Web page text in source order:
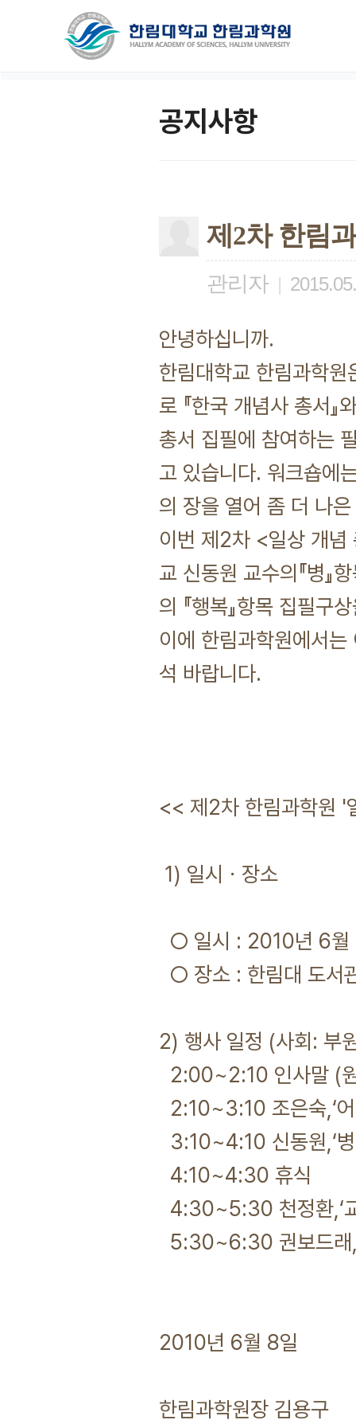
공지사항
제2차 한림
관리자 |
안녕하십니까.
한림대학교 한림과학
로 『한국 개념사 총서
총서 집필에 참여하는
고 있습니다. 워크숍에
의 장을 열어 좀 더 나
이번 제2차 <일상 개념
교 신동원 교수의『병』
의 『행복』항목 집필
이에 한림과학원에서
석 바랍니다.
<< 제2차 한림과학원 '
1) 일시ㆍ장소
○ 일시 : 2010년 6
○ 장소 : 한림대 도서
2) 행사 일정 (사회: 부
2:00~2:10 인사말 (
2:10~3:10 조은숙,‘
3:10~4:10 신동원,‘
4:10~4:30 휴식
4:30~5:30 천정환,‘
5:30~6:30 권보드래
2010년 6월 8일
한림과학원장 김용구